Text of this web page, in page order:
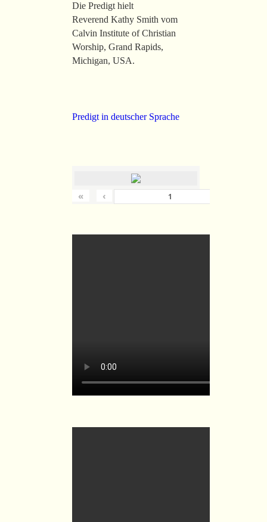
Die Predigt hielt
Reverend Kathy Smith vom
Calvin Institute of Christian
Worship, Grand Rapids,
Michigan, USA.
Predigt in deutscher Sprache
« ‹